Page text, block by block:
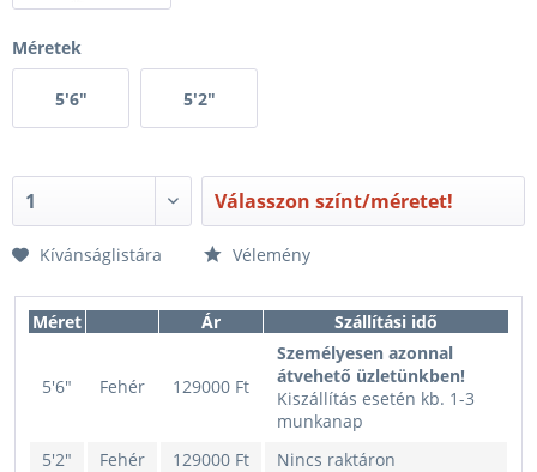
Méretek
5'6" 5'2"
Válasszon színt/méretet!
Kívánságlistára Vélemény
Méret Ár Szállítási idő
5'6" Fehér 129000 Ft
Személyesen azonnal
átvehető üzletünkben!
Kiszállítás esetén kb. 1-3
munkanap
5'2"
Fehér 129000 Ft Nincs raktáron